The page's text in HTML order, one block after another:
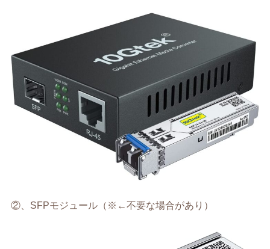
②、SFPモジュール（※←不要な場合があり）